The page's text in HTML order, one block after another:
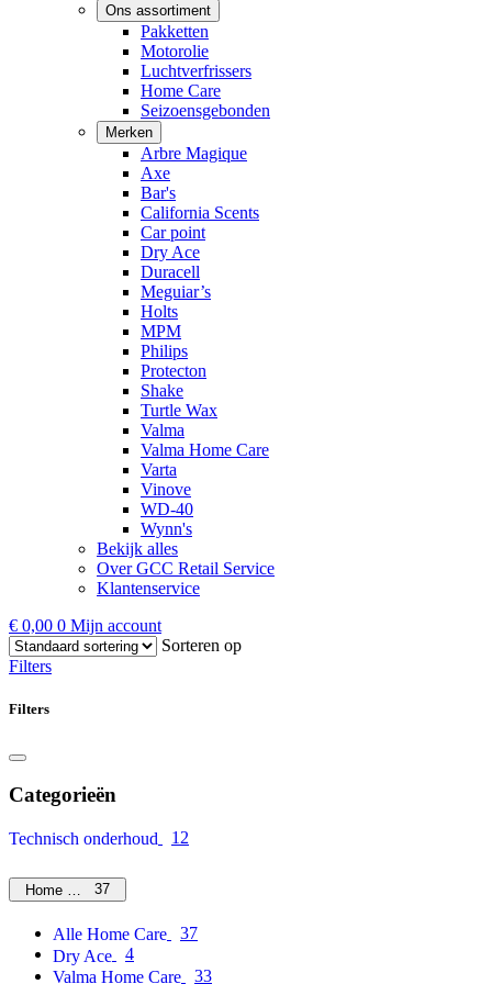
Ons assortiment
Pakketten
Motorolie
Luchtverfrissers
Home Care
Seizoensgebonden
Merken
Arbre Magique
Axe
Bar's
California Scents
Car point
Dry Ace
Duracell
Meguiar’s
Holts
MPM
Philips
Protecton
Shake
Turtle Wax
Valma
Valma Home Care
Varta
Vinove
WD-40
Wynn's
Bekijk alles
Over GCC Retail Service
Klantenservice
€ 0,00 0 Mijn account
Sorteren op
Filters
Filters
Categorieën
Technisch onderhoud 12
Home Care37
Alle Home Care
37
Dry Ace
4
Valma Home Care
33